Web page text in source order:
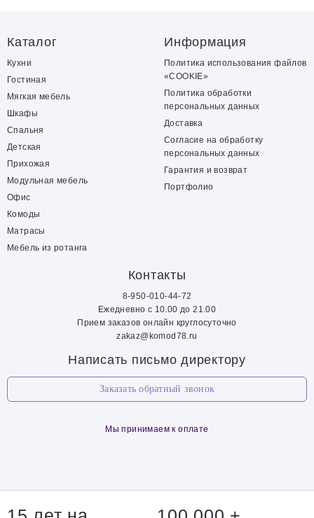
Каталог
Кухни
Гостиная
Мягкая мебель
Шкафы
Спальня
Детская
Прихожая
Модульная мебель
Офис
Комоды
Матрасы
Мебель из ротанга
Информация
Политика использования файлов
«COOKIE»
Политика обработки
персональных данных
Доставка
Согласие на обработку
персональных данных
Гарантия и возврат
Портфолио
Контакты
8-950-010-44-72
Ежедневно с 10.00 до 21.00
Прием заказов онлайн круглосуточно
zakaz@komod78.ru
Написать письмо директору
Заказать обратный звонок
Мы принимаем к оплате